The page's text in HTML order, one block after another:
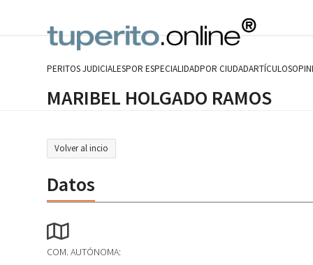
PERITOS JUDICIALESPOR ESPECIALIDADPOR CIUDADARTÍCULOS
MARIBEL HOLGADO RAMOS
Volver al incio
Datos
COM. AUTÓNOMA: